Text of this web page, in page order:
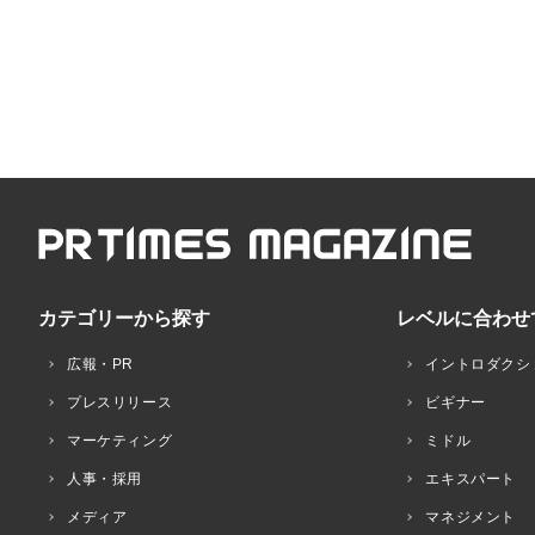
カテゴリーから探す
広報・PR
プレスリリース
マーケティング
人事・採用
メディア
レベルに合わ
イントロダクシ
ビギナー
ミドル
エキスパート
マネジメント